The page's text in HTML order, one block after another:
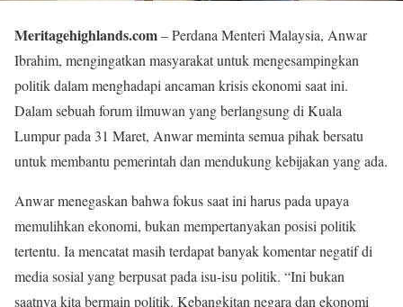
Meritagehighlands.com– Perdana Menteri Malaysia, Anwar
Ibrahim, mengingatkan masyarakat untuk mengesampingkan
politik dalam menghadapi ancaman krisis ekonomi saat ini.
Dalam sebuah forum ilmuwan yang berlangsung di Kuala
Lumpur pada 31 Maret, Anwar meminta semua pihak bersatu
untuk membantu pemerintah dan mendukung kebijakan yang ada.
Anwar menegaskan bahwa fokus saat ini harus pada upaya
memulihkan ekonomi, bukan mempertanyakan posisi politik
tertentu. Ia mencatat masih terdapat banyak komentar negatif di
media sosial yang berpusat pada isu-isu politik. “Ini bukan
saatnya kita bermain politik. Kebangkitan negara dan ekonomi